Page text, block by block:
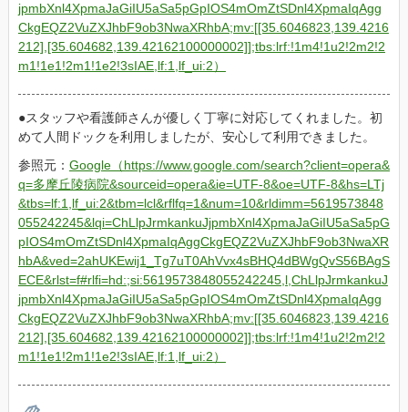
jpmbXnl4XpmaJaGiIU5aSa5pGpIOS4mOmZtSDnl4XpmaIqAgg
CkgEQZ2VuZXJhbF9ob3NwaXRhbA;mv:[[35.6046823,139.4216
212],[35.604682,139.42162100000002]];tbs:lrf:!1m4!1u2!2m2!2
m1!1e1!2m1!1e2!3sIAE,lf:1,lf_ui:2）
スタッフや看護師さんが優しく丁寧に対応してくれました。初
めて人間ドックを利用しましたが、安心して利用できました。
参照元： Google（https://www.google.com/search?client=opera&
q=多摩丘陵病院&sourceid=opera&ie=UTF-8&oe=UTF-8&hs=LTj
&tbs=lf:1,lf_ui:2&tbm=lcl&rflfq=1&num=10&rldimm=5619573848
055242245&lqi=ChLlpJrmkankuJjpmbXnl4XpmaJaGiIU5aSa5pG
pIOS4mOmZtSDnl4XpmaIqAggCkgEQZ2VuZXJhbF9ob3NwaXR
hbA&ved=2ahUKEwij1_Tg7uT0AhVvx4sBHQ4dBWgQvS56BAgS
ECE&rlst=f#rlfi=hd:;si:5619573848055242245,l,ChLlpJrmkankuJ
jpmbXnl4XpmaJaGiIU5aSa5pGpIOS4mOmZtSDnl4XpmaIqAgg
CkgEQZ2VuZXJhbF9ob3NwaXRhbA;mv:[[35.6046823,139.4216
212],[35.604682,139.42162100000002]];tbs:lrf:!1m4!1u2!2m2!2
m1!1e1!2m1!1e2!3sIAE,lf:1,lf_ui:2）